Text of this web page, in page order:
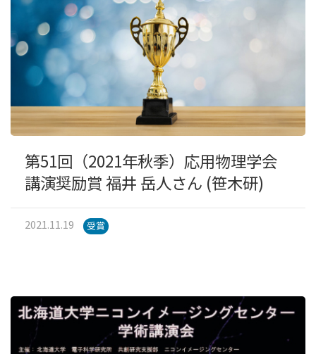
第51回（2021年秋季）応用物理学会
講演奨励賞 福井 岳人さん (笹木研)
2021.11.19 受賞